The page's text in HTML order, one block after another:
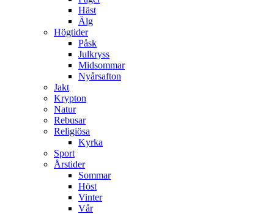
Häst
Älg
Högtider
Påsk
Julkryss
Midsommar
Nyårsafton
Jakt
Krypton
Natur
Rebusar
Religiösa
Kyrka
Sport
Årstider
Sommar
Höst
Vinter
Vår